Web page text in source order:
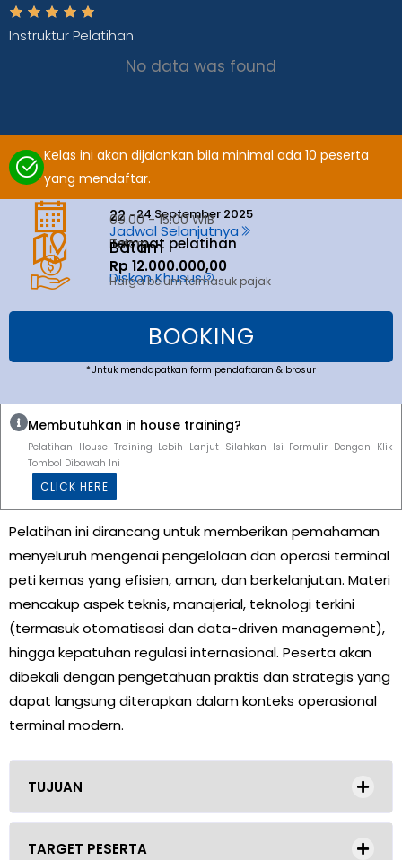
Instruktur Pelatihan
No data was found
Kelas ini akan dijalankan bila minimal ada 10 peserta
yang mendaftar.
22 -24 September 2025
09.00 - 15.00 WIB
Jadwal Selanjutnya
Tempat pelatihan
Batam
Batam
Rp 12.000.000,00
Diskon Khusus
Harga belum termasuk pajak
BOOKING
*Untuk mendapatkan form pendaftaran & brosur
Membutuhkan in house training?
Pelatihan House Training Lebih Lanjut Silahkan Isi Formulir Dengan Klik
Tombol Dibawah Ini
CLICK HERE
Pelatihan ini dirancang untuk memberikan pemahaman
menyeluruh mengenai pengelolaan dan operasi terminal
peti kemas yang efisien, aman, dan berkelanjutan. Materi
mencakup aspek teknis, manajerial, teknologi terkini
(termasuk otomatisasi dan data-driven management),
hingga kepatuhan regulasi internasional. Peserta akan
dibekali dengan pengetahuan praktis dan strategis yang
dapat langsung diterapkan dalam konteks operasional
terminal modern.
TUJUAN
TARGET PESERTA